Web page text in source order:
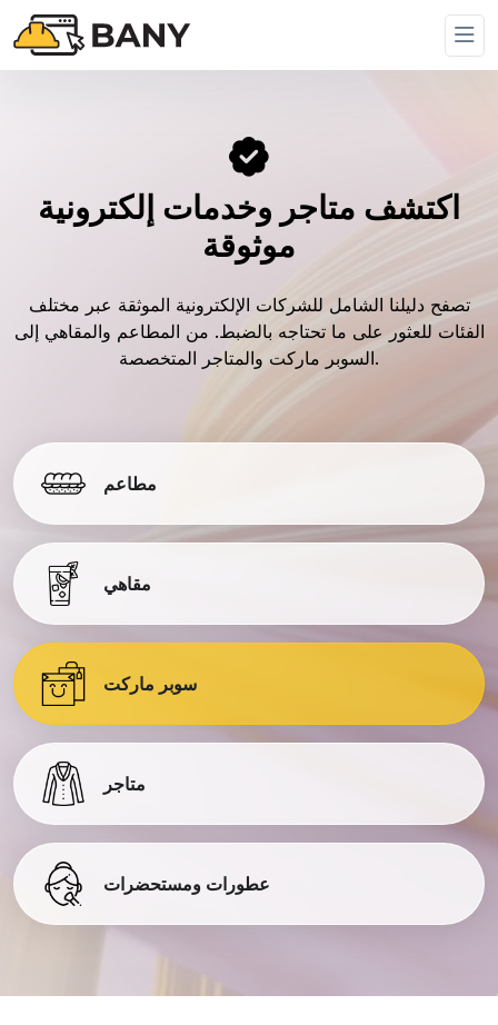
اكتشف متاجر وخدمات إلكترونية
موثوقة
تصفح دليلنا الشامل للشركات الإلكترونية الموثقة عبر مختلف
الفئات للعثور على ما تحتاجه بالضبط. من المطاعم والمقاهي إلى
السوبر ماركت والمتاجر المتخصصة.
مطاعم
مقاهي
سوبر ماركت
متاجر
عطورات ومستحضرات